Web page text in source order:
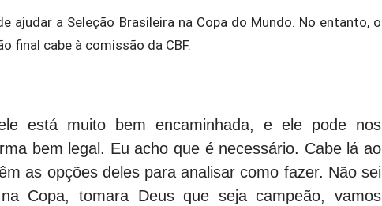
ajudar a Seleção Brasileira na Copa do Mundo. No entanto, o
final cabe à comissão da CBF.
está muito bem encaminhada, e ele pode nos
bem legal. Eu acho que é necessário. Cabe lá ao
as opções deles para analisar como fazer. Não sei
Copa, tomara Deus que seja campeão, vamos